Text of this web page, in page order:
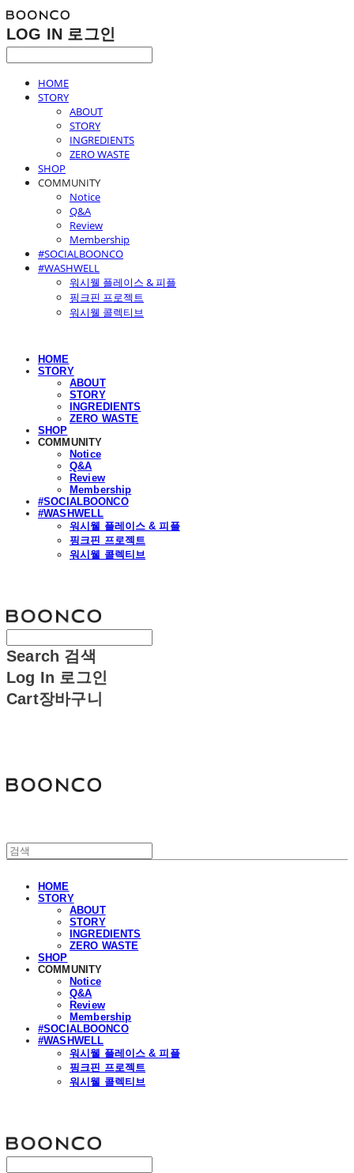
LOG IN 로그인
HOME
STORY
ABOUT
STORY
INGREDIENTS
ZERO WASTE
SHOP
COMMUNITY
Notice
Q&A
Review
Membership
#SOCIALBOONCO
#WASHWELL
워시웰 플레이스 & 피플
핑크핀 프로젝트
워시웰 콜렉티브
HOME
STORY
ABOUT
STORY
INGREDIENTS
ZERO WASTE
SHOP
COMMUNITY
Notice
Q&A
Review
Membership
#SOCIALBOONCO
#WASHWELL
워시웰 플레이스 & 피플
핑크핀 프로젝트
워시웰 콜렉티브
Search 검색
Log In 로그인
Cart장바구니
HOME
STORY
ABOUT
STORY
INGREDIENTS
ZERO WASTE
SHOP
COMMUNITY
Notice
Q&A
Review
Membership
#SOCIALBOONCO
#WASHWELL
워시웰 플레이스 & 피플
핑크핀 프로젝트
워시웰 콜렉티브